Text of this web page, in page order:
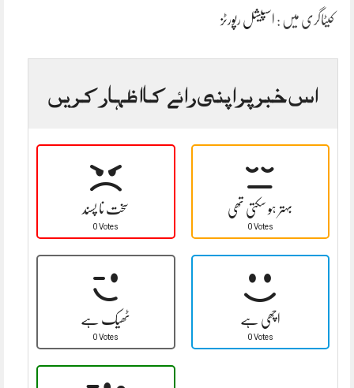
کیٹاگری میں : اسپیشل رپورٹز
اس خبر پر اپنی رائے کا اظہار کریں
سخت نا پسند
0 Votes
بہتر ہو سکتی تھی
0 Votes
ٹھیک ہے
0 Votes
اچھی ہے
0 Votes